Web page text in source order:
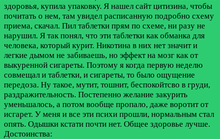
здоровья, купила упаковку. Я нашел сайт цитизина, чтобы
почитать о нем, там увидел расписанную подробно схему
приема, скачал. Пил таблетки прям по схеме, ни разу не
нарушил. Я так понял, что эти таблетки как обманка для
человека, который курит. Никотина в них нет значит и
легкие дымом не забиваешь, но эффект на мозг как от
выкуренной сигареты. Поэтому я когда первую неделю
совмещал и таблетки, и сигареты, то было ощущение
передоза. Ну такое, мутит, тошнит, беспокойтсво в груди,
раздражительность. Постепенно желание закурить
уменьшалось, а потом вообще пропало, даже воротит от
исгарет. У меня и все эти психи прошли, нормальным стал
опять. Одышки кстати почти нет. Общее здоровье лучше.
Достоинства: